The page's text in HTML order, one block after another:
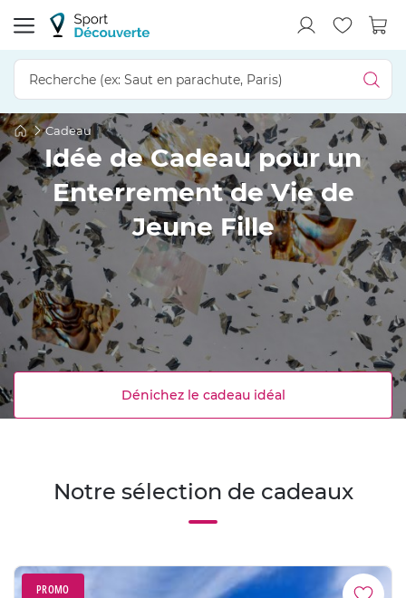
Cadeau
Idée de Cadeau pour un
Enterrement de Vie de
Jeune Fille
Dénichez le cadeau idéal
Notre sélection de cadeaux
PROMO